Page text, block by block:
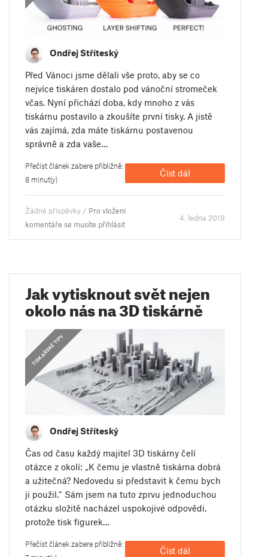
Ondřej Stříteský
Před Vánoci jsme dělali vše proto, aby se co
nejvíce tiskáren dostalo pod vánoční stromeček
včas. Nyní přichází doba, kdy mnoho z vás
tiskárnu postavilo a zkoušíte první tisky. A jistě
vás zajímá, zda máte tiskárnu postavenou
správně a zda vaše…
Přečíst článek zabere přibližně:
8 minut(y)
Číst dál
Žádné příspěvky / Pro vložení
komentáře se musíte přihlásit
4. ledna 2019
Jak vytisknout svět nejen
okolo nás na 3D tiskárně
NÁVODY
,
TISKAŘSKÉ TIPY
Ondřej Stříteský
Čas od času každý majitel 3D tiskárny čelí
otázce z okolí: „K čemu je vlastně tiskárna dobrá
a užitečná? Nedovedu si představit k čemu bych
ji použil.“ Sám jsem na tuto zprvu jednoduchou
otázku složitě nacházel uspokojivé odpovědi,
protože tisk figurek…
Přečíst článek zabere přibližně:
Číst dál